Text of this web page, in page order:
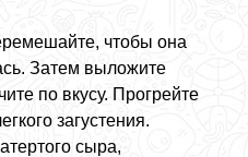
чтобы она
Затем выложите
по вкусу. Прогрейте
загустения.
сыра,